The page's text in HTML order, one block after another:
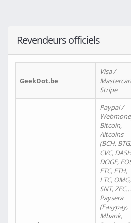
Revendeurs officiels
GeekDot.be
Visa /
Stripe
Paypal /
Bitcoin,
Altcoins
(BCH, BTG,
CVC,
DOGE,
ETC, ETH,
LTC, OMG,
SNT,
Paysera
(Easypay,
Mbank,